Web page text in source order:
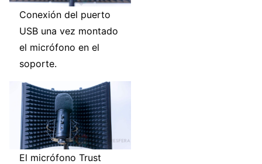
Conexión del puerto
USB una vez montado
el micrófono en el
soporte.
El micrófono Trust